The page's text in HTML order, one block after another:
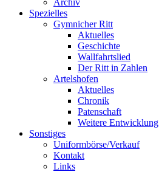
Archiv
Spezielles
Gymnicher Ritt
Aktuelles
Geschichte
Wallfahrtslied
Der Ritt in Zahlen
Artelshofen
Aktuelles
Chronik
Patenschaft
Weitere Entwicklung
Sonstiges
Uniformbörse/Verkauf
Kontakt
Links